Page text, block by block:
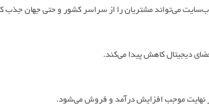
می‌تواند مشتریان را از سراسر کشور و حتی جهان جذب
دیجیتال کاهش پیدا می‌کند.
نهایت موجب افزایش درآمد و فروش می‌شود.